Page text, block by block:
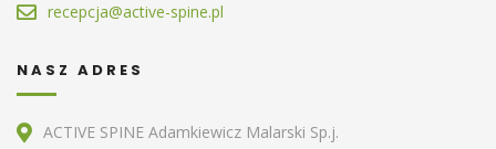
recepcja@active-spine.pl
NASZ ADRES
ACTIVE SPINE Adamkiewicz Malarski Sp.j.